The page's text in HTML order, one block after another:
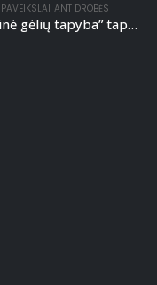
PAVEIKSLAI ANT DROBĖS
“Šiuolaikinė gėlių tapyba” tapyba ant drobės